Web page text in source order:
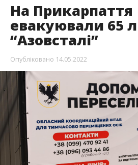
На Прикарпаття
евакуювали 65
“Азовсталі”
Опубліковано 14.05.2022